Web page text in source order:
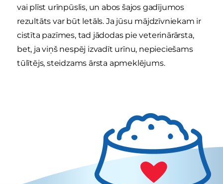
vai plīst urīnpūslis, un abos šajos gadījumos
rezultāts var būt letāls. Ja jūsu mājdzīvniekam ir
cistīta pazīmes, tad jādodas pie veterinārārsta,
bet, ja viņš nespēj izvadīt urīnu, nepieciešams
tūlītējs, steidzams ārsta apmeklējums.